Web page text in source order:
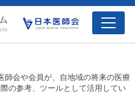
師会や会員が、自地域の将来の医療
の参考、ツールとして活用してい